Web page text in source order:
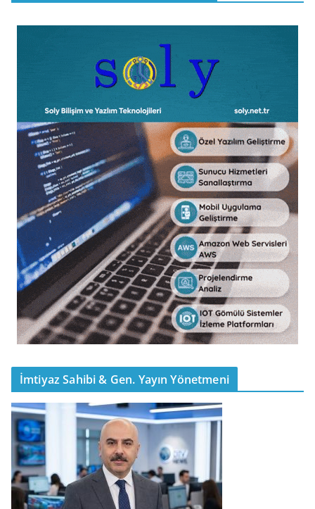
İmtiyaz Sahibi & Gen. Yayın Yönetmeni